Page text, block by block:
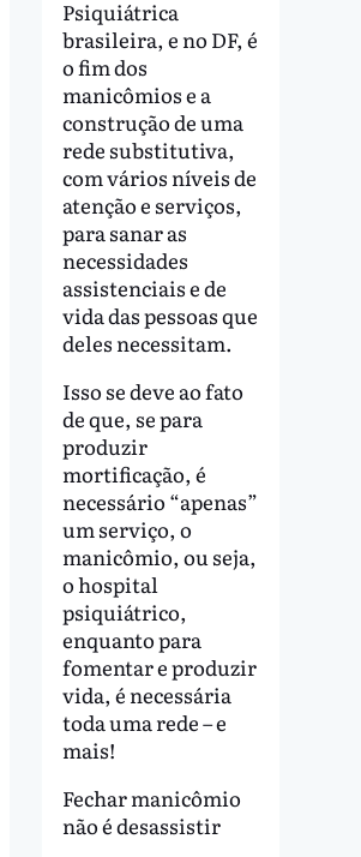
Psiquiátrica
brasileira, e no DF, é
o fim dos
manicômios e a
construção de uma
rede substitutiva,
com vários níveis de
atenção e serviços,
para sanar as
necessidades
assistenciais e de
vida das pessoas que
deles necessitam.
Isso se deve ao fato
de que, se para
produzir
mortificação, é
necessário “apenas”
um serviço, o
manicômio, ou seja,
o hospital
psiquiátrico,
enquanto para
fomentar e produzir
vida, é necessária
toda uma rede – e
mais!
Fechar manicômio
não é desassistir